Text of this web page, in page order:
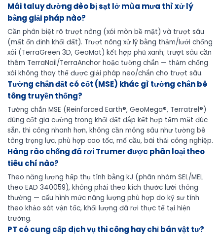
Mái taluy đường đèo bị sạt lở mùa mưa thì xử lý
bằng giải pháp nào?
Cần phân biệt rõ trượt nông (xói mòn bề mặt) và trượt sâu
(mất ổn định khối đất). Trượt nông xử lý bằng thảm/lưới chống
xói (TerraGreen 3D, GeoMat) kết hợp phủ xanh; trượt sâu cần
thêm TerraNail/TerraAnchor hoặc tường chắn — thảm chống
xói không thay thế được giải pháp neo/chắn cho trượt sâu.
Tường chắn đất có cốt (MSE) khác gì tường chắn bê
tông truyền thống?
Tường chắn MSE (Reinforced Earth®, GeoMega®, Terratrel®)
dùng cốt gia cường trong khối đất đắp kết hợp tấm mặt đúc
sẵn, thi công nhanh hơn, không cần móng sâu như tường bê
tông trọng lực, phù hợp cao tốc, mố cầu, bãi thải công nghiệp.
Hàng rào chống đá rơi Trumer được phân loại theo
tiêu chí nào?
Theo năng lượng hấp thụ tính bằng kJ (phân nhóm SEL/MEL
theo EAD 340059), không phải theo kích thước lưới thông
thường — cấu hình mức năng lượng phù hợp do kỹ sư tính
theo khảo sát vận tốc, khối lượng đá rơi thực tế tại hiện
trường.
PT có cung cấp dịch vụ thi công hay chỉ bán vật tư?